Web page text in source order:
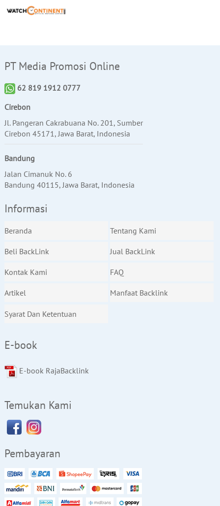
PT Media Promosi Online
62 819 1912 0777
Cirebon
Jl. Pangeran Cakrabuana No. 201, Sumber
Cirebon 45171, Jawa Barat, Indonesia
Bandung
Jalan Cimanuk No. 6
Bandung 40115, Jawa Barat, Indonesia
Informasi
Beranda Tentang Kami
Beli BackLink Jual BackLink
Kontak Kami FAQ
Artikel Manfaat Backlink
Syarat Dan Ketentuan
E-book
E-book RajaBacklink
Temukan Kami
Pembayaran